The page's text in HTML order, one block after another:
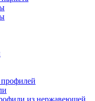
из нержавеющей